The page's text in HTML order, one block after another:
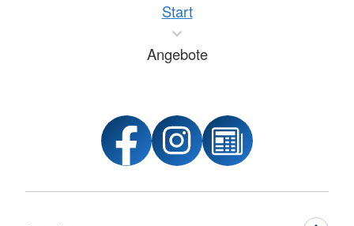
Start
Angebote